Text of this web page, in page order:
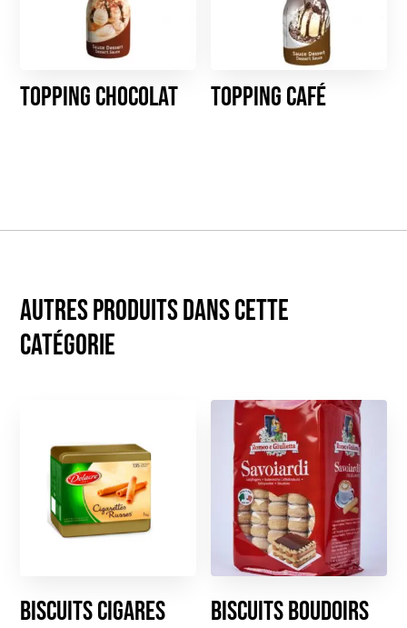
Topping chocolat Topping café
Autres produits dans cette
catégorie
Biscuits cigares Biscuits boudoirs